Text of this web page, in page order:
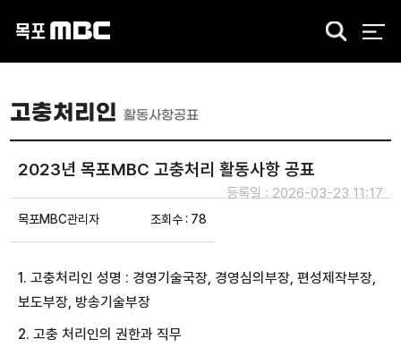
검
고충처리인활동사항공표
2023년 목포MBC 고충처리 활동사항 공표
등록일 : 2026-03-23 11:17
목포MBC관리자 조회수 : 78
1. 고충처리인 성명 : 경영기술국장, 경영심의부장, 편성제작부장,
보도부장, 방송기술부장
2. 고충 처리인의 권한과 직무